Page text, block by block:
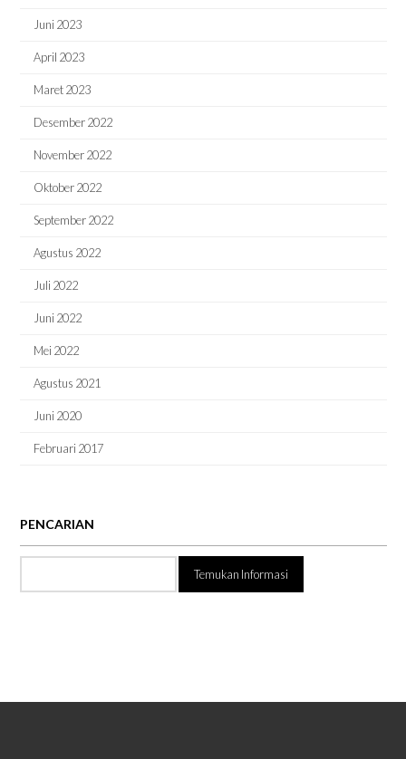
Juni 2023
April 2023
Maret 2023
Desember 2022
November 2022
Oktober 2022
September 2022
Agustus 2022
Juli 2022
Juni 2022
Mei 2022
Agustus 2021
Juni 2020
Februari 2017
PENCARIAN